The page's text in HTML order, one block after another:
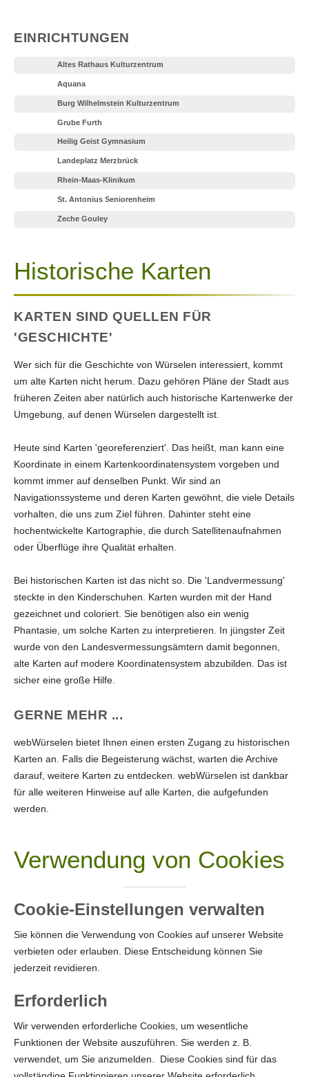
EINRICHTUNGEN
Altes Rathaus Kulturzentrum
Aquana
Burg Wilhelmstein Kulturzentrum
Grube Furth
Heilig Geist Gymnasium
Landeplatz Merzbrück
Rhein-Maas-Klinikum
St. Antonius Seniorenheim
Zeche Gouley
Historische Karten
KARTEN SIND QUELLEN FÜR
'GESCHICHTE'
Wer sich für die Geschichte von Würselen interessiert, kommt
um alte Karten nicht herum. Dazu gehören Pläne der Stadt aus
früheren Zeiten aber natürlich auch historische Kartenwerke der
Umgebung, auf denen Würselen dargestellt ist.
Heute sind Karten 'georeferenziert'. Das heißt, man kann eine
Koordinate in einem Kartenkoordinatensystem vorgeben und
kommt immer auf denselben Punkt. Wir sind an
Navigationssysteme und deren Karten gewöhnt, die viele Details
vorhalten, die uns zum Ziel führen. Dahinter steht eine
hochentwickelte Kartographie, die durch Satellitenaufnahmen
oder Überflüge ihre Qualität erhalten.
Bei historischen Karten ist das nicht so. Die 'Landvermessung'
steckte in den Kinderschuhen. Karten wurden mit der Hand
gezeichnet und coloriert. Sie benötigen also ein wenig
Phantasie, um solche Karten zu interpretieren. In jüngster Zeit
wurde von den Landesvermessungsämtern damit begonnen,
alte Karten auf modere Koordinatensystem abzubilden. Das ist
sicher eine große Hilfe.
GERNE MEHR ...
webWürselen bietet Ihnen einen ersten Zugang zu historischen
Karten an. Falls die Begeisterung wächst, warten die Archive
darauf, weitere Karten zu entdecken. webWürselen ist dankbar
für alle weiteren Hinweise auf alle Karten, die aufgefunden
werden.
Verwendung von Cookies
Cookie-Einstellungen verwalten
Sie können die Verwendung von Cookies auf unserer Website
verbieten oder erlauben. Diese Entscheidung können Sie
jederzeit revidieren.
Erforderlich
Wir verwenden erforderliche Cookies, um wesentliche
Funktionen der Website auszuführen. Sie werden z. B.
verwendet, um Sie anzumelden. Diese Cookies sind für das